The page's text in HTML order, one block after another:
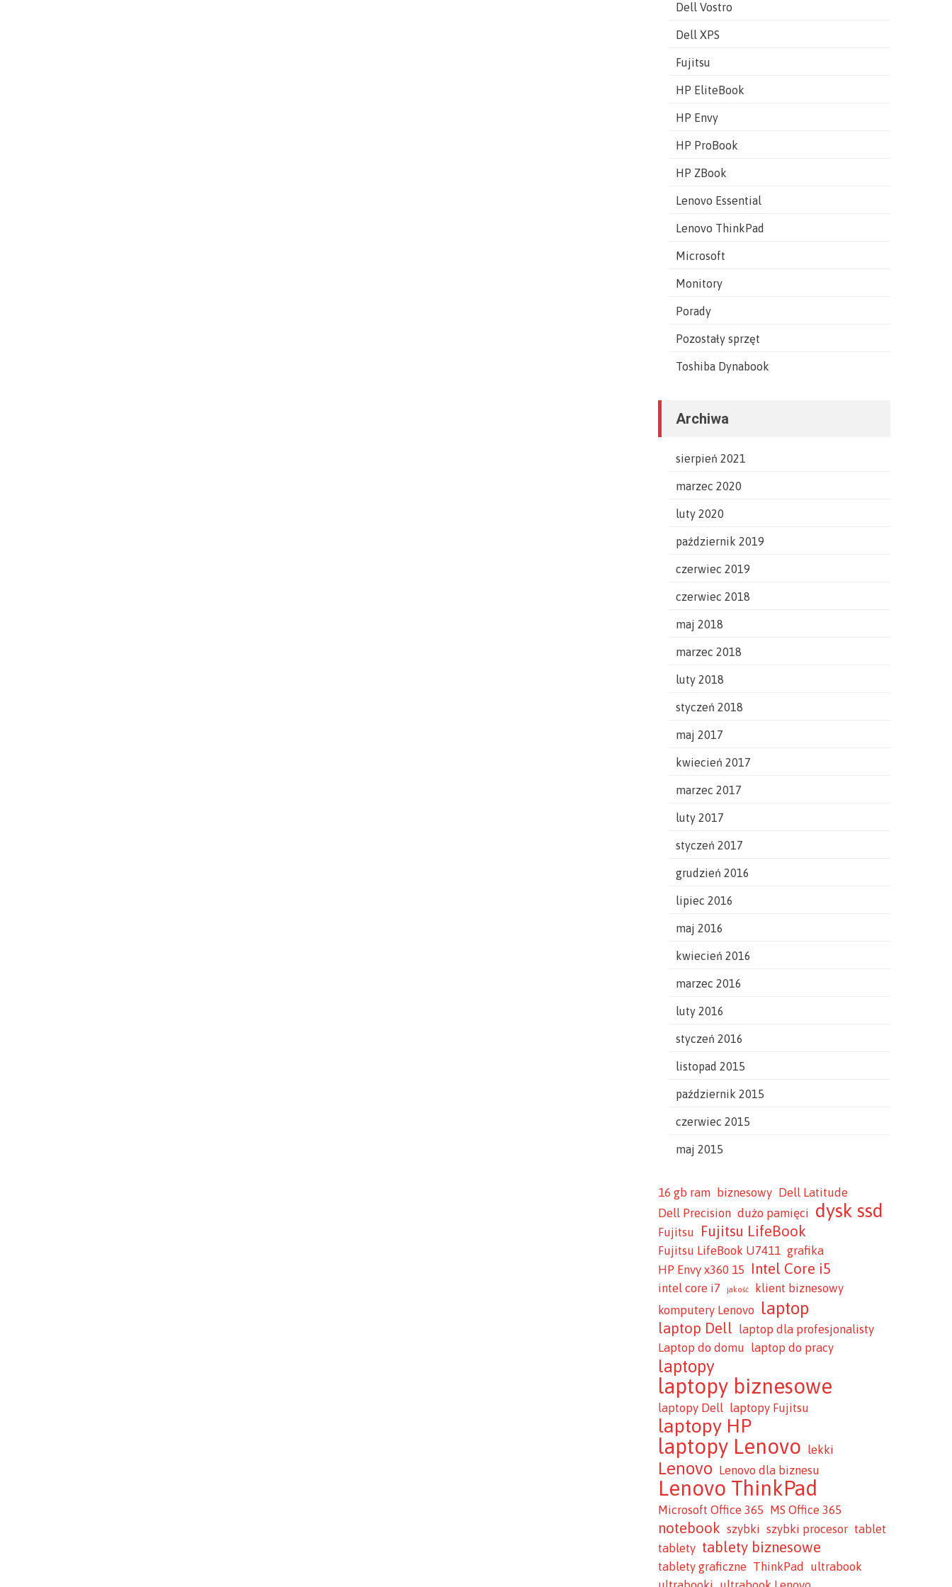
Dell Vostro
Dell XPS
Fujitsu
HP EliteBook
HP Envy
HP ProBook
HP ZBook
Lenovo Essential
Lenovo ThinkPad
Microsoft
Monitory
Porady
Pozostały sprzęt
Toshiba Dynabook
Archiwa
sierpień 2021
marzec 2020
luty 2020
październik 2019
czerwiec 2019
czerwiec 2018
maj 2018
marzec 2018
luty 2018
styczeń 2018
maj 2017
kwiecień 2017
marzec 2017
luty 2017
styczeń 2017
grudzień 2016
lipiec 2016
maj 2016
kwiecień 2016
marzec 2016
luty 2016
styczeń 2016
listopad 2015
październik 2015
czerwiec 2015
maj 2015
16 gb ram biznesowy Dell Latitude
Dell Precision dużo pamięci dysk ssd
Fujitsu Fujitsu LifeBook
Fujitsu LifeBook U7411 grafika
HP Envy x360 15 Intel Core i5
intel core i7 jakość
klient biznesowy
komputery Lenovo laptop
laptop Dell laptop dla profesjonalisty
Laptop do domu laptop do pracy
laptopy
laptopy biznesowe
laptopy Dell laptopy Fujitsu
laptopy HP
laptopy Lenovo lekki
Lenovo Lenovo dla biznesu
Lenovo ThinkPad
Microsoft Office 365 MS Office 365
notebook szybki szybki procesor tablet
tablety tablety biznesowe
tablety graficzne ThinkPad
ultrabook